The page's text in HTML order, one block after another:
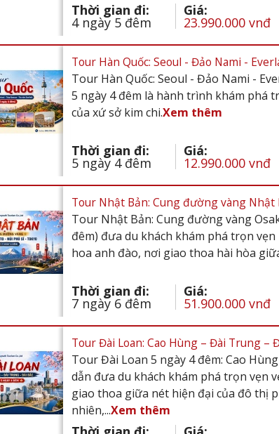
Thời gian đi:
4 ngày 5 đêm
Giá:
23.990.000 vnđ
Tour Hàn Quốc: Seoul - Đảo Nami -
Tour Hàn Quốc: Seoul - Đảo Nami -
5 ngày 4 đêm là hành trình khám phá
của xứ sở kim chi.Xem thêm
Thời gian đi:
5 ngày 4 đêm
Giá:
12.990.000 vnđ
Tour Nhật Bản: Cung đường vàng Nhật
Tour Nhật Bản: Cung đường vàng
đêm) đưa du khách khám phá trọn
hoa anh đào, nơi giao thoa hài hòa
Thời gian đi:
7 ngày 6 đêm
Giá:
51.900.000 vnđ
Tour Đài Loan: Cao Hùng – Đài Trung –
Tour Đài Loan 5 ngày 4 đêm: Cao
dẫn đưa du khách khám phá trọn vẹn
giao thoa giữa nét hiện đại của đô thị
nhiên,...Xem thêm